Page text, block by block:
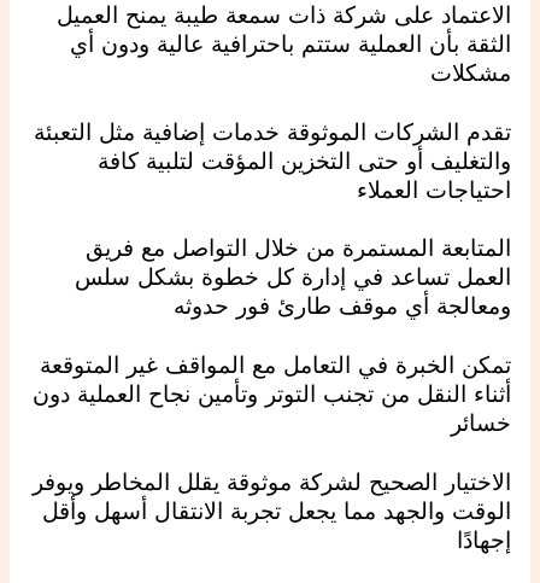
الاعتماد على شركة ذات سمعة طيبة يمنح العميل
الثقة بأن العملية ستتم باحترافية عالية ودون أي
مشكلات
تقدم الشركات الموثوقة خدمات إضافية مثل التعبئة
والتغليف أو حتى التخزين المؤقت لتلبية كافة
احتياجات العملاء
المتابعة المستمرة من خلال التواصل مع فريق
العمل تساعد في إدارة كل خطوة بشكل سلس
ومعالجة أي موقف طارئ فور حدوثه
تمكن الخبرة في التعامل مع المواقف غير المتوقعة
أثناء النقل من تجنب التوتر وتأمين نجاح العملية دون
خسائر
الاختيار الصحيح لشركة موثوقة يقلل المخاطر ويوفر
الوقت والجهد مما يجعل تجربة الانتقال أسهل وأقل
إجهادًا